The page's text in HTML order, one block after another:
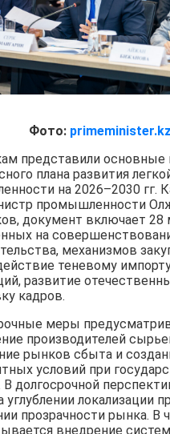
Фото: primeminister.kz
представили основные
плана развития
на 2026–2030 гг.
промышленности
документ включает 28
на
механизмов
теневому
развитие
кадров.
меры
производителей
рынков сбыта и
условий при
В долгосрочной
углублении локализации
прозрачности рынка. В
внедрение